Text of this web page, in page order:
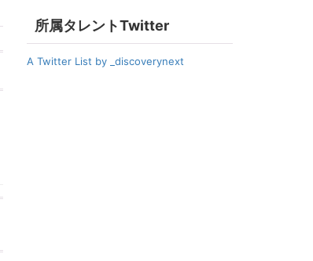
所属タレントTwitter
A Twitter List by _discoverynext